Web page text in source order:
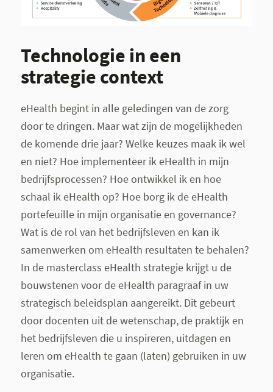
Technologie in een
strategie context
eHealth begint in alle geledingen van de zorg
door te dringen. Maar wat zijn de mogelijkheden
de komende drie jaar? Welke keuzes maak ik wel
en niet? Hoe implementeer ik eHealth in mijn
bedrijfsprocessen? Hoe ontwikkel ik en hoe
schaal ik eHealth op? Hoe borg ik de eHealth
portefeuille in mijn organisatie en governance?
Wat is de rol van het bedrijfsleven en kan ik
samenwerken om eHealth resultaten te behalen?
In de masterclass eHealth strategie krijgt u de
bouwstenen voor de eHealth paragraaf in uw
strategisch beleidsplan aangereikt. Dit gebeurt
door docenten uit de wetenschap, de praktijk en
het bedrijfsleven die u inspireren, uitdagen en
leren om eHealth te gaan (laten) gebruiken in uw
organisatie.